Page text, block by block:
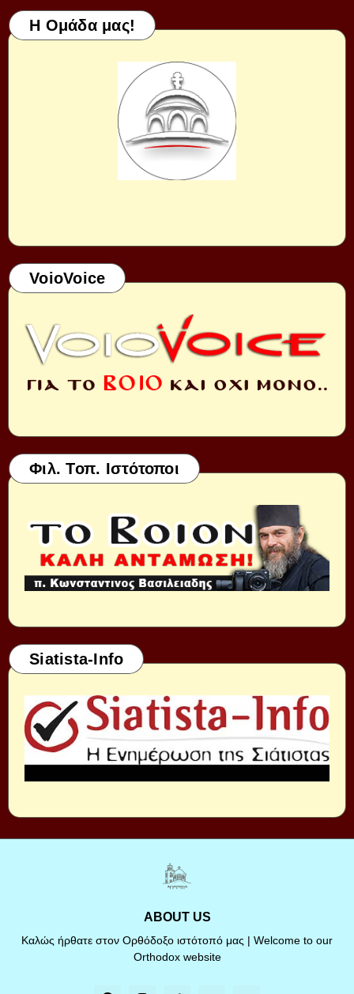
Η Ομάδα μας!
VoioVoice
Φιλ. Τοπ. Ιστότοποι
Siatista-Info
ABOUT US
Καλώς ήρθατε στον Ορθόδοξο ιστότοπό μας | Welcome to our
Orthodox website